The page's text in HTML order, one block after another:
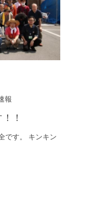
報
！
です。 キンキン